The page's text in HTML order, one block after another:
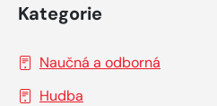
Kategorie
Naučná a odborná
Hudba